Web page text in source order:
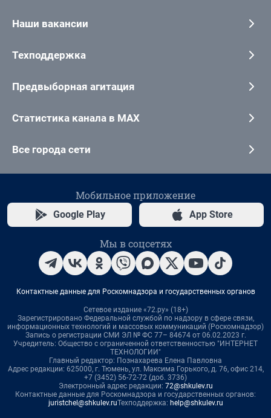
Наши вакансии
Техподдержка
Предвыборная агитация
Статистика канала в MAX
Все города сети
Мобильное приложение
Google Play App Store
Мы в соцсетях
Контактные данные для Роскомнадзора и государственных органов
Сетевое издание «72.ру» (18+)
Зарегистрировано Федеральной службой по надзору в сфере связи,
информационных технологий и массовых коммуникаций (Роскомнадзор)
Запись о регистрации СМИ ЭЛ № ФС 77– 84674 от 06.02.2023 г.
Учредитель: Общество с ограниченной ответственностью "ИНТЕРНЕТ
ТЕХНОЛОГИИ"
Главный редактор: Познахарева Елена Павловна
Адрес редакции: 625000, г. Тюмень, ул. Максима Горького, д. 76, офис 214,
+7 (3452) 56-72-72 (доб. 3736)
Электронный адрес редакции: 72@shkulev.ru
Контактные данные для Роскомнадзора и государственных органов:
juristchel@shkulev.ruТехподдержка: help@shkulev.ru